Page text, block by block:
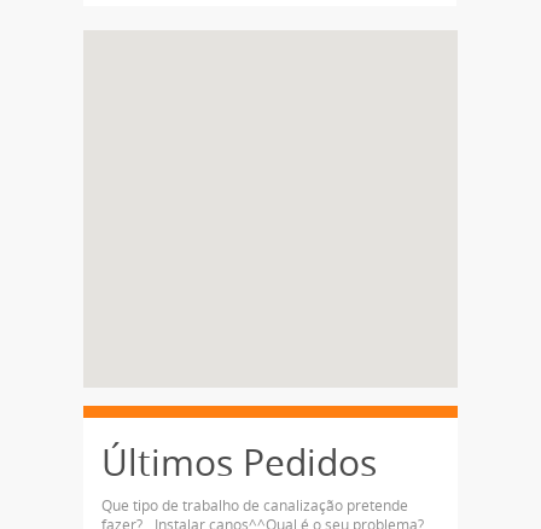
Últimos Pedidos
Que tipo de trabalho de canalização pretende
fazer?__Instalar canos^^Qual é o seu problema?__